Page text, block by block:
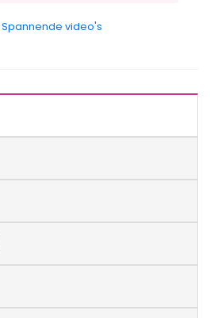
Spannende video's